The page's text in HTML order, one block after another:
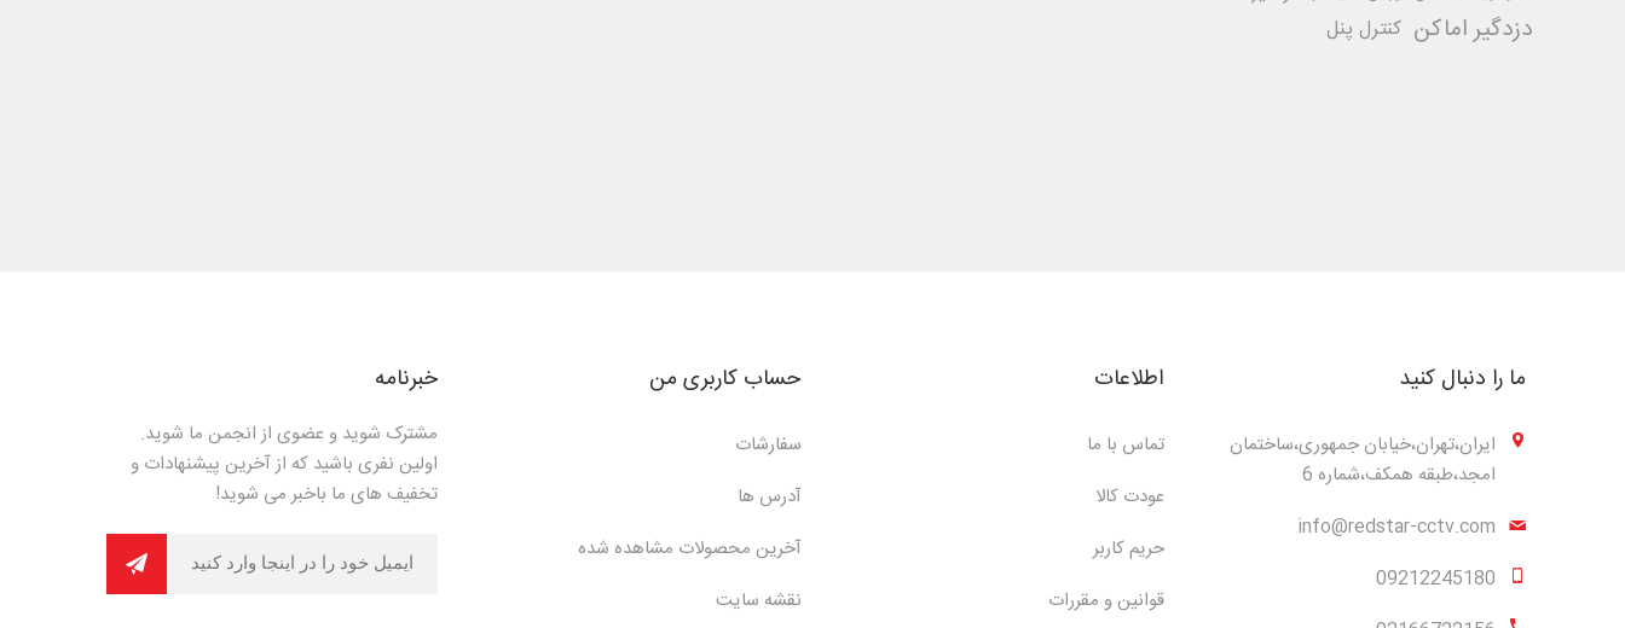
دزدگیر اماکن کنترل پنل
ما را دنبال کنید
ایران،تهران،خیابان جمهوری،ساختمان
امجد،طبقه همکف،شماره 6
info@redstar-cctv.com
09212245180
اطلاعات
تماس با ما
عودت کالا
حریم کاربر
قوانین و مقررات
حساب کاربری من
سفارشات
آدرس ها
آخرین محصولات مشاهده شده
نقشه سایت
خبرنامه
مشترک شوید و عضوی از انجمن ما شوید.
اولین نفری باشید که از آخرین پیشنهادات و
تخفیف های ما باخبر می شوید!